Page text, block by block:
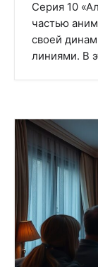
Серия 10
частью
своей
линиями. В